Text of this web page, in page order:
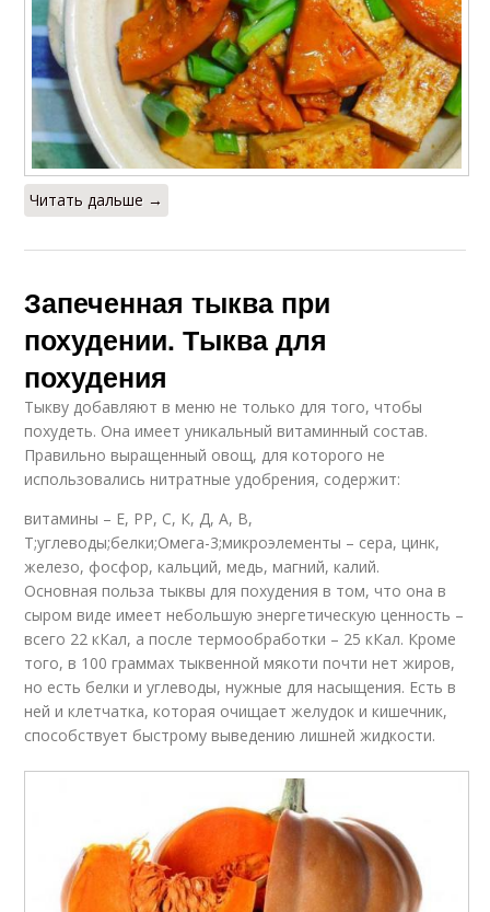
Читать дальше →
Запеченная тыква при
похудении. Тыква для
похудения
Тыкву добавляют в меню не только для того, чтобы
похудеть. Она имеет уникальный витаминный состав.
Правильно выращенный овощ, для которого не
использовались нитратные удобрения, содержит:
витамины – Е, РР, С, К, Д, А, В,
Т;углеводы;белки;Омега-3;микроэлементы – сера, цинк,
железо, фосфор, кальций, медь, магний, калий.
Основная польза тыквы для похудения в том, что она в
сыром виде имеет небольшую энергетическую ценность –
всего 22 кКал, а после термообработки – 25 кКал. Кроме
того, в 100 граммах тыквенной мякоти почти нет жиров,
но есть белки и углеводы, нужные для насыщения. Есть в
ней и клетчатка, которая очищает желудок и кишечник,
способствует быстрому выведению лишней жидкости.